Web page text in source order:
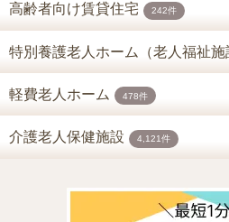
高齢者向け賃貸住宅 242件
特別養護老人ホーム（老人福祉施
軽費老人ホーム 478件
介護老人保健施設 4,121件